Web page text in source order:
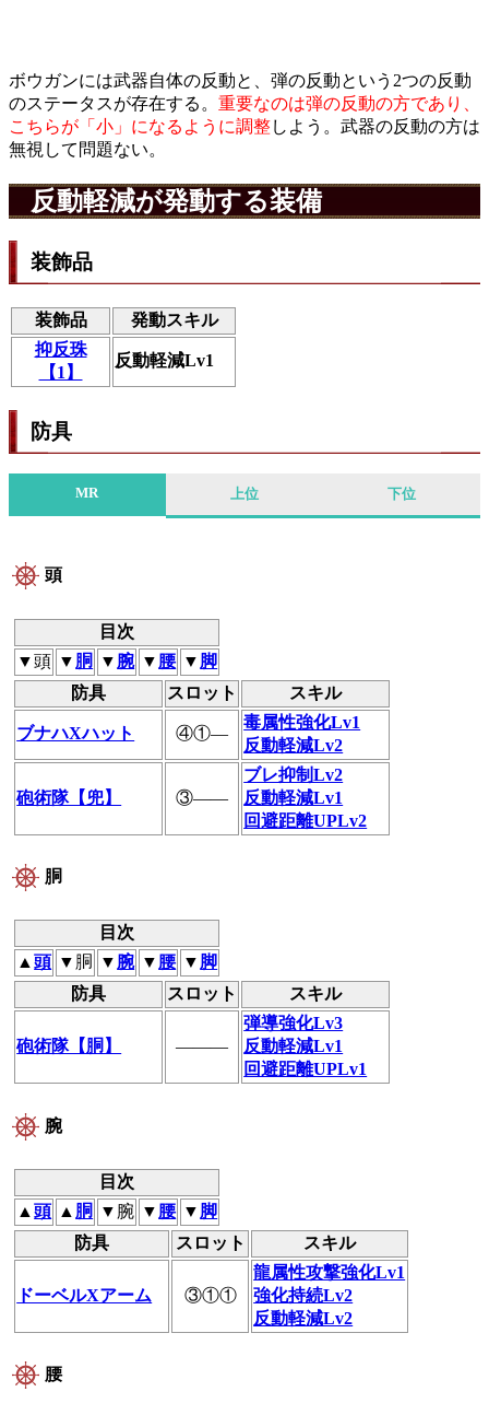
ボウガンには武器自体の反動と、弾の反動という2つの反動
のステータスが存在する。 重要なのは弾の反動の方であり、
こちらが「小」になるように調整しよう。武器の反動の方は
無視して問題ない。
反動軽減が発動する装備
装飾品
装飾品
発動スキル
抑反珠
【1】
反動軽減Lv1
防具
MR 上位 下位
頭
目次
▼頭 ▼ 胴 ▼ 腕 ▼ 腰 ▼ 脚
防具
スロット スキル
ブナハXハット ④①―
毒属性強化Lv1
反動軽減Lv2
砲術隊【兜】 ③――
ブレ抑制Lv2
反動軽減Lv1
回避距離UPLv2
胴
目次
▲頭 ▼胴 ▼ 腕 ▼ 腰 ▼ 脚
防具
スロット スキル
砲術隊【胴】 ―――
弾導強化Lv3
反動軽減Lv1
回避距離UPLv1
腕
目次
▲頭 ▲ 胴 ▼腕 ▼ 腰 ▼ 脚
防具
スロット スキル
ドーベルXアーム ③①①
龍属性攻撃強化Lv1
強化持続Lv2
反動軽減Lv2
腰